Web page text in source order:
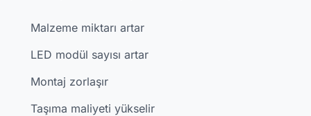
Malzeme miktarı artar
LED modül sayısı artar
Montaj zorlaşır
Taşıma maliyeti yükselir